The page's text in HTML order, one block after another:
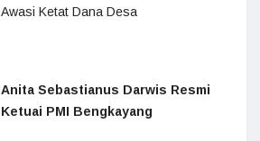
Awasi Ketat Dana Desa
Anita Sebastianus Darwis Resmi
Ketuai PMI Bengkayang